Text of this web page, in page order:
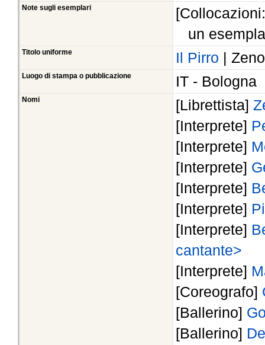
Note sugli esemplari
un
Titolo uniforme Il Pirro |
Luogo di stampa o pubblicazione IT - Bologna
Nomi [Librettista]
[Interprete]
[Interprete]
[Interprete]
[Interprete]
[Interprete]
[Interprete]
cantante>
[Interprete]
[Coreografo]
[Ballerino]
[Ballerino]